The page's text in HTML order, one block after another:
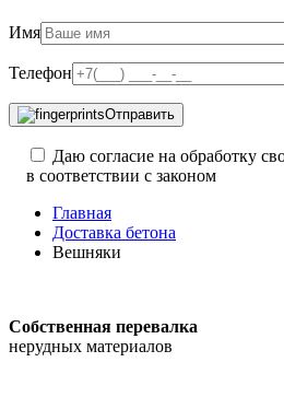
Имя
Телефон
Отправить
Даю согласие на обработку
в соответствии с законом
Главная
Доставка бетона
Вешняки
Собственная перевалка
нерудных материалов